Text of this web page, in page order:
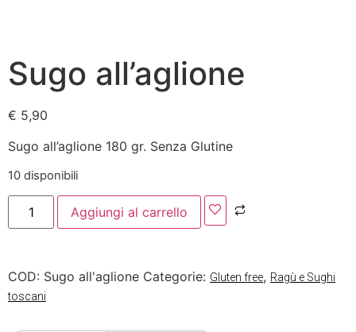
Sugo all’aglione
€ 5,90
Sugo all’aglione 180 gr. Senza Glutine
10 disponibili
Aggiungi al carrello
COD: Sugo all'aglione Categorie: Gluten free, Ragù e Sughi
toscani